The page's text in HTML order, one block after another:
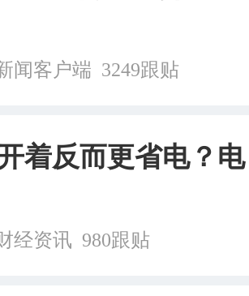
闻客户端 3249跟贴
着反而更省电？电
经资讯 980跟贴